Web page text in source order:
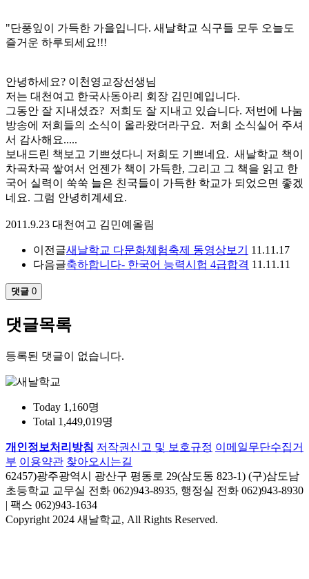
"단풍잎이 가득한 가을입니다. 새날학교 식구들 모두 오늘도
즐거운 하루되세요!!!
안녕하세요? 이천영교장선생님
저는 대천여고 한국사동아리 회장 김민예입니다.
그동안 잘 지내셨죠? 저희도 잘 지내고 있습니다. 저번에 나눔
방송에 저희들의 소식이 올라왔더라구요. 저희 소식실어 주셔
서 감사해요.....
보내드린 책보고 기쁘셨다니 저희도 기쁘네요. 새날학교 책이
차곡차곡 쌓여서 언젠가 책이 가득한, 그리고 그 책을 읽고 한
국어 실력이 쑥쑥 늘은 친국들이 가득한 학교가 되었으면 좋겠
네요. 그럼 안녕히계세요.
2011.9.23 대천여고 김민예올림
이전글새날학교 다문화체험축제 동영상보기
11.11.17
다음글축하합니다- 한국어 능력시헙 4급합격 11.11.11
댓글 0
댓글목록
등록된 댓글이 없습니다.
Today 1,160명
Total 1,449,019명
개인정보처리방침 저작권신고 및 보호규정 이메일무단수집거
부 이용약관 찾아오시는길
62457)광주광역시 광산구 평동로 29(삼도동 823-1) (구)삼도남
초등학교 교무실 전화 062)943-8935, 행정실 전화 062)943-8930
| 팩스 062)943-1634
Copyright 2024 새날학교, All Rights Reserved.